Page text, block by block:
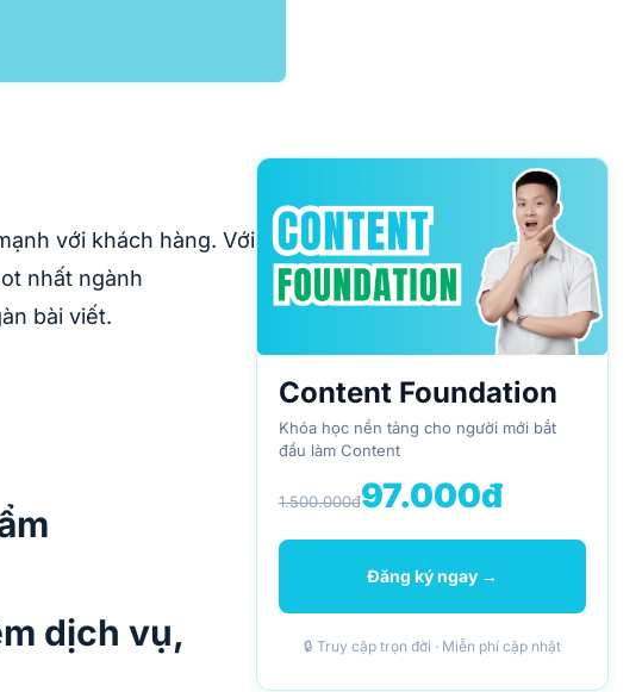
với khách hàng. Với
nhất ngành
bài viết.
dịch vụ,
Content Foundation
Khóa học nền tảng cho người mới bắt
đầu làm Content
1.500.000đ97.000đ
Đăng ký ngay →
🔒 Truy cập trọn đời · Miễn phí cập nhật